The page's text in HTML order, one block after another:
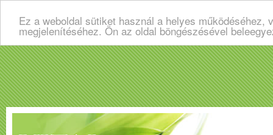
Ez a weboldal sütiket használ a helyes
megjelenítéséhez. Ön az oldal böngészésével